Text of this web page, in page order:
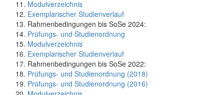
Modulverzeichnis
Exemplarischer Studienverlauf
Rahmenbedingungen bis SoSe 2024:
Prüfungs- und Studienordnung
Modulverzeichnis
Exemplarischer Studienverlauf
Rahmenbedingungen bis SoSe 2022:
Prüfungs- und Studienordnung (2018)
Prüfungs- und Studienordnung (2016)